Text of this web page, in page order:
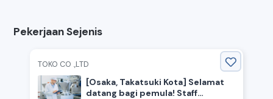
Pekerjaan Sejenis
TOKO CO .,LTD
[Osaka, Takatsuki Kota] Selamat
datang bagi pemula! Staff